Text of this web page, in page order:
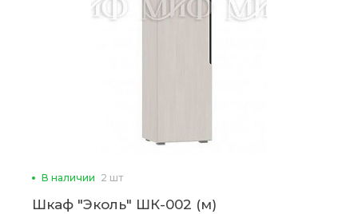
В наличии 2 шт
Шкаф "Эколь" ШК-002 (м)